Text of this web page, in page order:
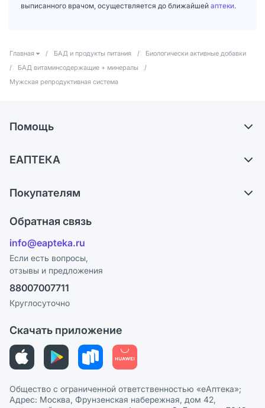
выписанного врачом, осуществляется до ближайшей аптеки.
Главная / БАД и продукты питания /
Биологически активные добавки
/
БАД витаминсодержащие + минералы
/
Мужская репродуктивная система
Помощь
Самовывоз из аптек
Ответы на вопросы
Блог
ЕАПТЕКА
Карьера
Поставщики
Лицензия
Реклама на сайте
Ваши товары на ЕАПТЕКЕ
Покупателям
Программа СберСпасибо
Политика конфиденциальности
Пользовательское соглашение
Политика рекомендаций
Этика и соответствие
Политика в отношении обработки персональных данных
Обратная связь
info@eapteka.ru
Если есть вопросы,
отзывы и предложения
88007007711
Круглосуточно
Скачать приложение
Общество с ограниченной ответственностью «еАптека»;
Адрес: Москва, Фрунзенская набережная, дом 42,